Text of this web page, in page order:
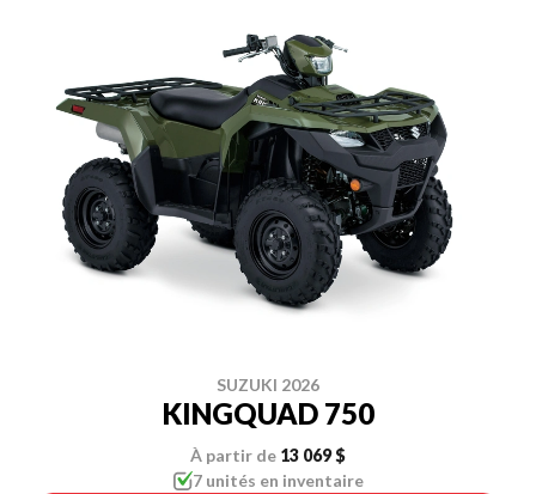
SUZUKI 2026
KINGQUAD 750
À partir de 13 069 $
7 unités en inventaire